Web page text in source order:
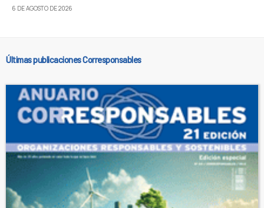
6 DE AGOSTO DE 2026
Últimas publicaciones Corresponsables